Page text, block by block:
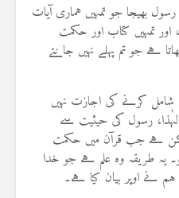
بھیجا جو تمہیں ہماری آیات
اور تمہیں کتاب اور حکمت
ہے جو تم پہلے نہیں جانتے
کرنے کی اجازت نہیں
رسول کی حیثیت سے
ہے جب قرآن میں حکمت
یہ طریقہ وہ علم ہے جو خدا
نے اوپر بیان کیا ہے۔